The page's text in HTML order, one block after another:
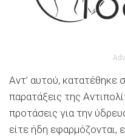
Αντ’ αυτού, κατατέθηκε
παρατάξεις της
προτάσεις για την
είτε ήδη εφαρμόζονται,